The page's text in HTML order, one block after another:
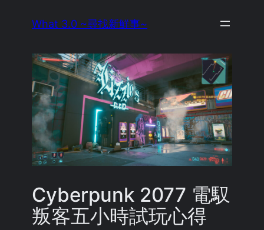
What 3.0 ~尋找新鮮事~
Cyberpunk 2077 電馭
叛客五小時試玩心得